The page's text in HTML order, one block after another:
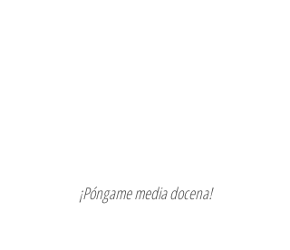
¡Póngame media docena!